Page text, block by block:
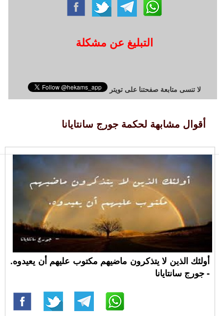
التبليغ عن مشكلة
لا تنسى متابعة صفحتنا على تويتر
أقوال مشابهة لحكمة جورج سانتايانا
أولئك الذين لا يتذكرون ماضيهم مكتوب عليهم أن يعيدوه.
- جورج سانتايانا